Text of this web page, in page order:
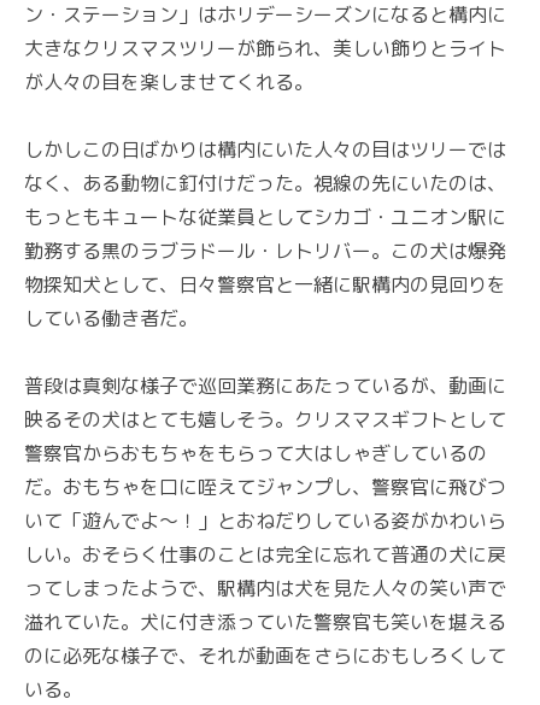
ン・ステーション」はホリデーシーズンになると構内に
大きなクリスマスツリーが飾られ、美しい飾りとライト
が人々の目を楽しませてくれる。
しかしこの日ばかりは構内にいた人々の目はツリーでは
なく、ある動物に釘付けだった。視線の先にいたのは、
もっともキュートな従業員としてシカゴ・ユニオン駅に
勤務する黒のラブラドール・レトリバー。この犬は爆発
物探知犬として、日々警察官と一緒に駅構内の見回りを
している働き者だ。
普段は真剣な様子で巡回業務にあたっているが、動画に
映るその犬はとても嬉しそう。クリスマスギフトとして
警察官からおもちゃをもらって大はしゃぎしているの
だ。おもちゃを口に咥えてジャンプし、警察官に飛びつ
いて「遊んでよ〜！」とおねだりしている姿がかわいら
しい。おそらく仕事のことは完全に忘れて普通の犬に戻
ってしまったようで、駅構内は犬を見た人々の笑い声で
溢れていた。犬に付き添っていた警察官も笑いを堪える
のに必死な様子で、それが動画をさらにおもしろくして
いる。